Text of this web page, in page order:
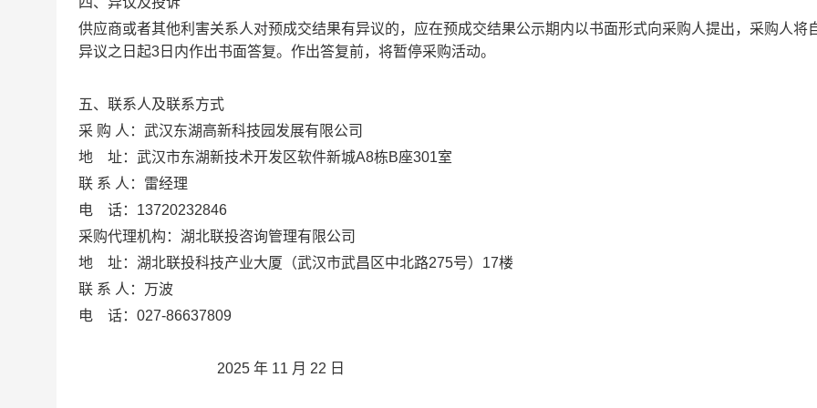
供应商或者其他利害关系人对预成交结果有异议的，应在预成交结果公示期内以书面形式向采购人提出，采购人将
异议之日起3 日内作出书面答复。作出答复前，将暂停采购活动。
五、联系人及联系方式
采 购 人： 武汉东湖高新科技园发展有限公司
地 址： 武汉市东湖新技术开发区软件新城A8栋B座301室
联 系 人： 雷经理
电 话： 13720232846
采购代理机构： 湖北联投咨询管理有限公司
地 址： 湖北联投科技产业大厦（武汉市武昌区中北路275号）17楼
联 系 人： 万波
电 话： 027-86637809
2025 年 11 月 22 日